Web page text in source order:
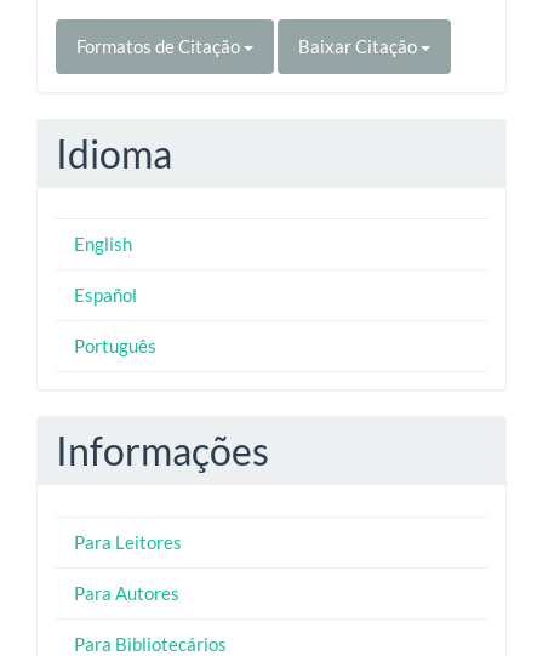
Formatos de Citação Baixar Citação
Idioma
English
Español
Português
Informações
Para Leitores
Para Autores
Para Bibliotecários